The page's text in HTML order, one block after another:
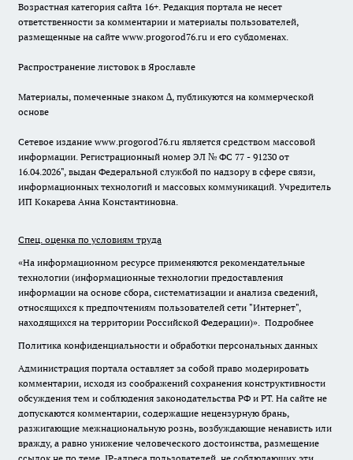
Возрастная категория сайта 16+. Редакция портала не несет
ответственности за комментарии и материалы пользователей,
размещенные на сайте www.progorod76.ru и его субдоменах.
Распространение листовок в Ярославле
Материалы, помеченные знаком ∆, публикуются на коммерческой
основе
Сетевое издание www.progorod76.ru является средством массовой
информации. Регистрационный номер ЭЛ № ФС 77 - 91230 от
16.04.2026", выдан Федеральной службой по надзору в сфере связи,
информационных технологий и массовых коммуникаций. Учредитель
ИП Кокарева Анна Константиновна.
Спец. оценка по условиям труда
«На информационном ресурсе применяются рекомендательные
технологии (информационные технологии предоставления
информации на основе сбора, систематизации и анализа сведений,
относящихся к предпочтениям пользователей сети "Интернет",
находящихся на территории Российской Федерации)». Подробнее
Политика конфиденциальности и обработки персональных данных
Администрация портала оставляет за собой право модерировать
комментарии, исходя из соображений сохранения конструктивности
обсуждения тем и соблюдения законодательства РФ и РТ. На сайте не
допускаются комментарии, содержащие нецензурную брань,
разжигающие межнациональную рознь, возбуждающие ненависть или
вражду, а равно унижение человеческого достоинства, размещение